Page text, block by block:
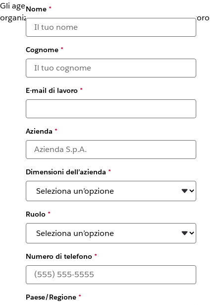
Gli agenti autonomi di Agentforce proietteranno le
organizzazioni in una nuova era di produttività sul lavoro
Nome*
Cognome*
E-mail di lavoro*
Azienda *
Dimensioni dell’azienda *
Ruolo*
Numero di telefono*
Paese/Regione*